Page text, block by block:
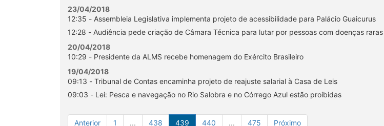
23/04/2018
12:35 - Assembleia Legislativa implementa projeto de acessibilidade para Palácio Guaicurus
12:28 - Audiência pede criação de Câmara Técnica para lutar por pessoas com doenças raras
20/04/2018
10:29 - Presidente da ALMS recebe homenagem do Exército Brasileiro
19/04/2018
09:13 - Tribunal de Contas encaminha projeto de reajuste salarial à Casa de Leis
09:03 - Lei: Pesca e navegação no Rio Salobra e no Córrego Azul estão proibidas
Anterior 1 ... 438 439 440 ... 475 Próximo